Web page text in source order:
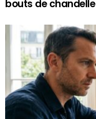
bouts de chandelle